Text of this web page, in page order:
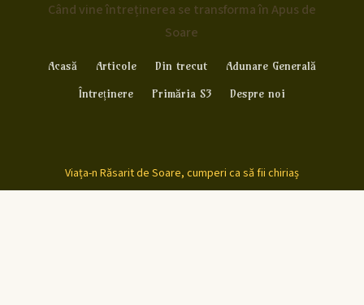
Când vine întreținerea se transforma în Apus de
Soare
Acasă Articole Din trecut
Adunare Generală
Întreținere
Primăria S3 Despre noi
Viața-n Răsarit de Soare, cumperi ca să fii chiriaș